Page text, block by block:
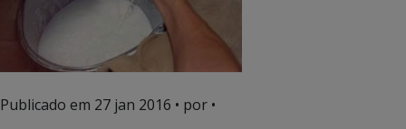
Publicado em 27 jan 2016 • por •